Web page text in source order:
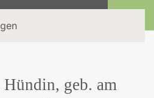
geb. am